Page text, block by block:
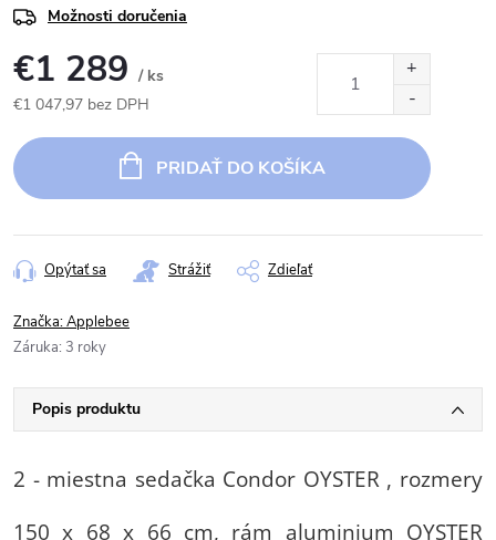
Možnosti doručenia
€1 289 / ks
€1 047,97 bez DPH
cena:
PRIDAŤ DO KOŠÍKA
Opýtať sa Strážiť Zdieľať
Značka:Applebee
Záruka: 3 roky
Popis produktu
2 - miestna sedačka Condor OYSTER , rozmery
150 x 68 x 66 cm, rám aluminium OYSTER